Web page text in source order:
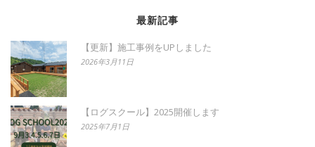
最新記事
【更新】施工事例をUPしました
2026年3月11日
【ログスクール】2025開催します
2025年7月1日